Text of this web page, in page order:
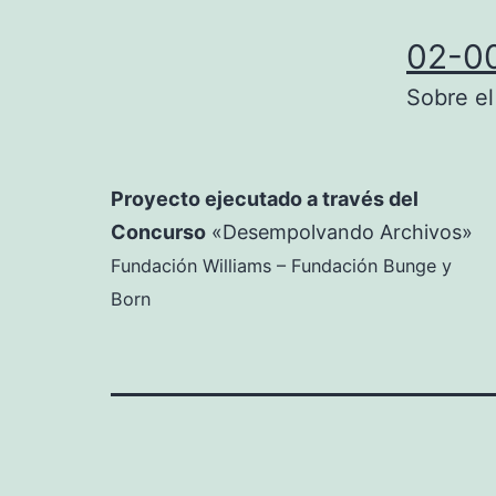
02-
Sobre
Proyecto ejecutado a través del
Concurso «Desempolvando Archivos»
Fundación Williams – Fundación Bunge y
Born